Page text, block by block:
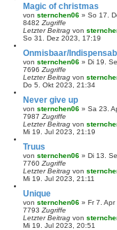
Magic of christmas
von sternchen06 » So 17.
8482 Zugriffe
Letzter Beitrag von
So 31. Dez 2023, 17:19
Onmisbaar/
von sternchen06 » Di 19.
7696 Zugriffe
Letzter Beitrag von
Do 5. Okt 2023, 21:34
Never give up
von sternchen06 » Sa 23.
7987 Zugriffe
Letzter Beitrag von
Mi 19. Jul 2023, 21:19
Truus
von sternchen06 » Di 13.
7760 Zugriffe
Letzter Beitrag von
Mi 19. Jul 2023, 21:11
Unique
von sternchen06 » Fr 7.
7793 Zugriffe
Letzter Beitrag von
Mi 19. Jul 2023, 20:51